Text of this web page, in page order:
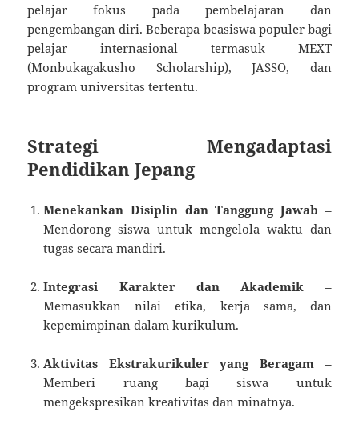
pelajar fokus pada pembelajaran dan
pengembangan diri. Beberapa beasiswa populer bagi
pelajar internasional termasuk MEXT
(Monbukagakusho Scholarship), JASSO, dan
program universitas tertentu.
Strategi Mengadaptasi
Pendidikan Jepang
Menekankan Disiplin dan Tanggung Jawab –
Mendorong siswa untuk mengelola waktu dan
tugas secara mandiri.
Integrasi Karakter dan Akademik –
Memasukkan nilai etika, kerja sama, dan
kepemimpinan dalam kurikulum.
Aktivitas Ekstrakurikuler yang Beragam –
Memberi ruang bagi siswa untuk
mengekspresikan kreativitas dan minatnya.